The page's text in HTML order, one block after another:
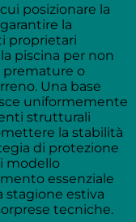
posizionare la
la
proprietari
piscina per non
premature o
Una base
uniformemente
strutturali
la stabilità
di protezione
modello
essenziale
stagione estiva
tecniche.